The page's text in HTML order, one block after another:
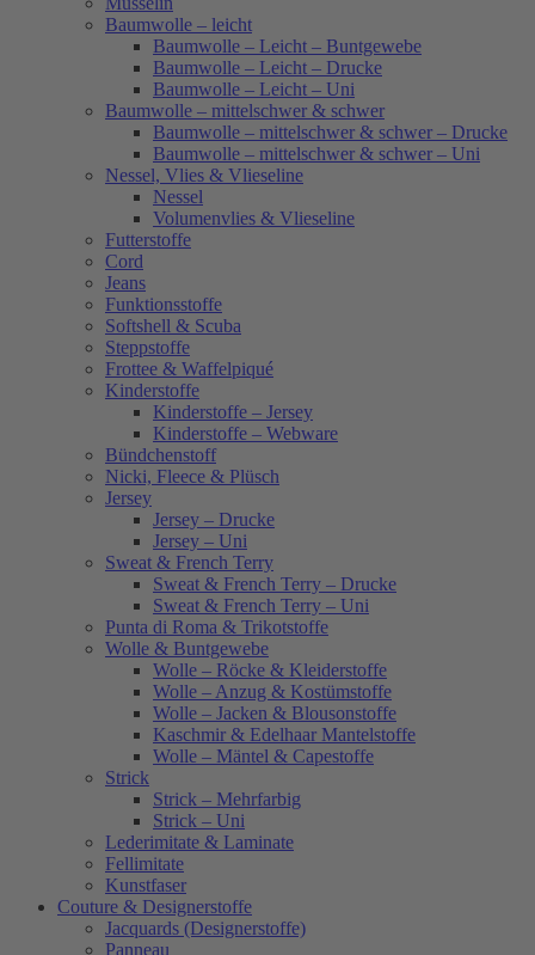
Baumwolle – leicht
Baumwolle – Leicht – Buntgewebe
Baumwolle – Leicht – Drucke
Baumwolle – Leicht – Uni
Baumwolle – mittelschwer & schwer
Baumwolle – mittelschwer & schwer – Drucke
Baumwolle – mittelschwer & schwer – Uni
Nessel, Vlies & Vlieseline
Nessel
Volumenvlies & Vlieseline
Futterstoffe
Cord
Jeans
Funktionsstoffe
Softshell & Scuba
Steppstoffe
Frottee & Waffelpiqué
Kinderstoffe
Kinderstoffe – Jersey
Kinderstoffe – Webware
Bündchenstoff
Nicki, Fleece & Plüsch
Jersey
Jersey – Drucke
Jersey – Uni
Sweat & French Terry
Sweat & French Terry – Drucke
Sweat & French Terry – Uni
Punta di Roma & Trikotstoffe
Wolle & Buntgewebe
Wolle – Röcke & Kleiderstoffe
Wolle – Anzug & Kostümstoffe
Wolle – Jacken & Blousonstoffe
Kaschmir & Edelhaar Mantelstoffe
Wolle – Mäntel & Capestoffe
Strick
Strick – Mehrfarbig
Strick – Uni
Lederimitate & Laminate
Fellimitate
Kunstfaser
Couture & Designerstoffe
Jacquards (Designerstoffe)
Panneau